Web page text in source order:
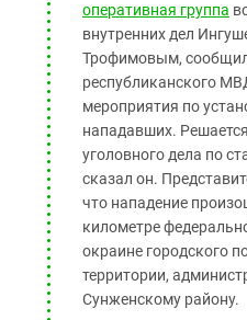
оперативная группа
внутренних дел
Трофимовым, сообщил
республиканского
мероприятия по
нападавших.
уголовного дела по
сказал он.
что нападение
километре
окраине городского
территории,
Сунженскому району.